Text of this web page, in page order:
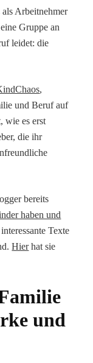
als Arbeitnehmer
Gruppe an
leidet: die
,
und Beruf auf
wie es erst
die ihr
bereits
haben und
Texte
Hierhat sie
und